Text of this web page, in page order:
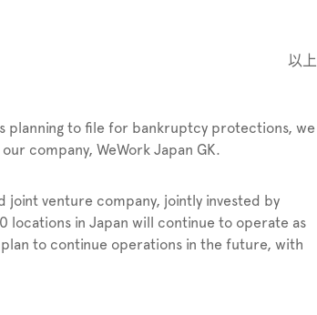
以上
planning to file for bankruptcy protections, we
company, WeWork Japan GK.
joint venture company, jointly invested by
locations in Japan will continue to operate as
to continue operations in the future, with